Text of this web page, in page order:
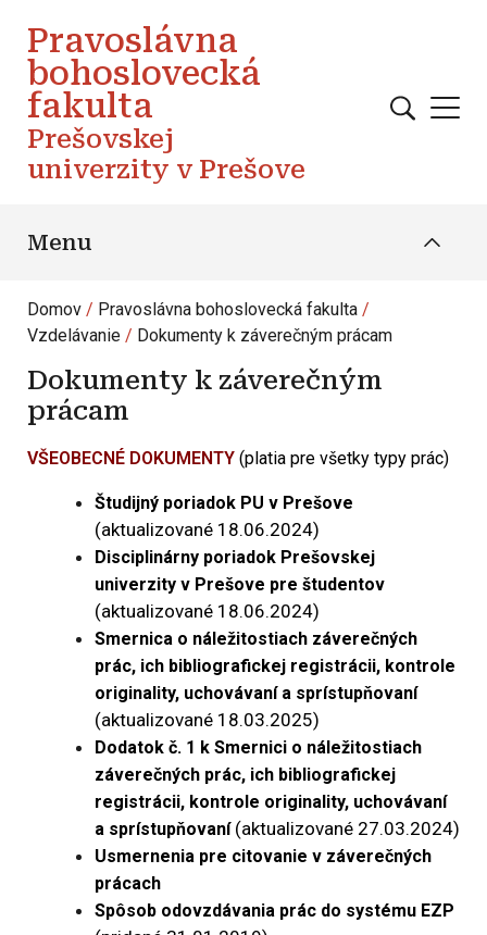
Pravoslávna
bohoslovecká
fakulta
Prešovskej
univerzity v Prešove
Menu
Domov
Pravoslávna bohoslovecká fakulta
Vzdelávanie
Dokumenty k záverečným prácam
Dokumenty k záverečným
prácam
VŠEOBECNÉ DOKUMENTY (platia pre všetky typy prác)
Študijný poriadok PU v Prešove
(aktualizované 18.06.2024)
Disciplinárny poriadok Prešovskej
univerzity v Prešove pre študentov
(aktualizované 18.06.2024)
Smernica o náležitostiach záverečných
prác, ich bibliografickej registrácii, kontrole
originality, uchovávaní a sprístupňovaní
(aktualizované 18.03.2025)
Dodatok č. 1 k Smernici o náležitostiach
záverečných prác, ich bibliografickej
registrácii, kontrole originality, uchovávaní
a sprístupňovaní (aktualizované 27.03.2024)
Usmernenia pre citovanie v záverečných
prácach
Spôsob odovzdávania prác do systému EZP